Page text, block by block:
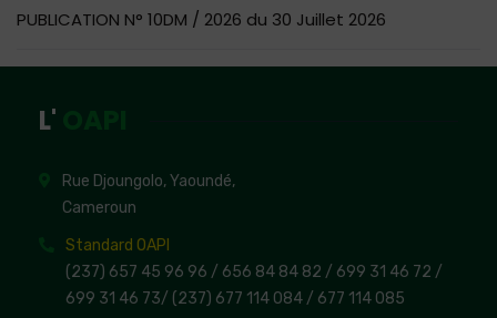
PUBLICATION N° 10DM / 2026 du 30 Juillet 2026
L'
Rue Djoungolo, Yaoundé,
Cameroun
Standard OAPI
(237) 657 45 96 96 / 656 84 84 82 / 699 31 46 72 /
699 31 46 73/ (237) 677 114 084 / 677 114 085